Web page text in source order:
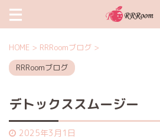
HOME > RRRoomブログ >
RRRoomブログ
デトックススムージー
2025年3月1日